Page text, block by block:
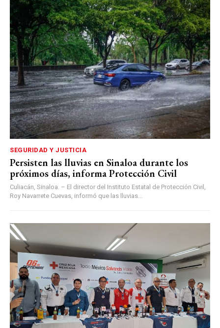
SEGURIDAD Y JUSTICIA
Persisten las lluvias en Sinaloa durante los
próximos días, informa Protección Civil
Culiacán, Sinaloa. – El director del Instituto Estatal de Protección Civil,
Roy Navarrete Cuevas, informó que las lluvias...